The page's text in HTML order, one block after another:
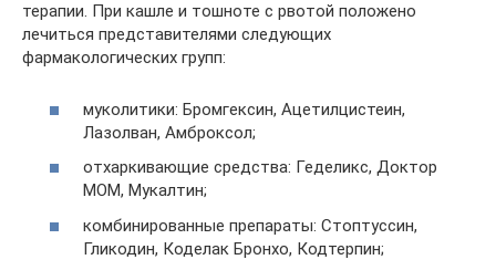
терапии. При кашле и тошноте с рвотой положено
лечиться представителями следующих
фармакологических групп:
муколитики: Бромгексин, Ацетилцистеин,
Лазолван, Амброксол;
отхаркивающие средства: Геделикс, Доктор
МОМ, Мукалтин;
комбинированные препараты: Стоптуссин,
Гликодин, Коделак Бронхо, Кодтерпин;